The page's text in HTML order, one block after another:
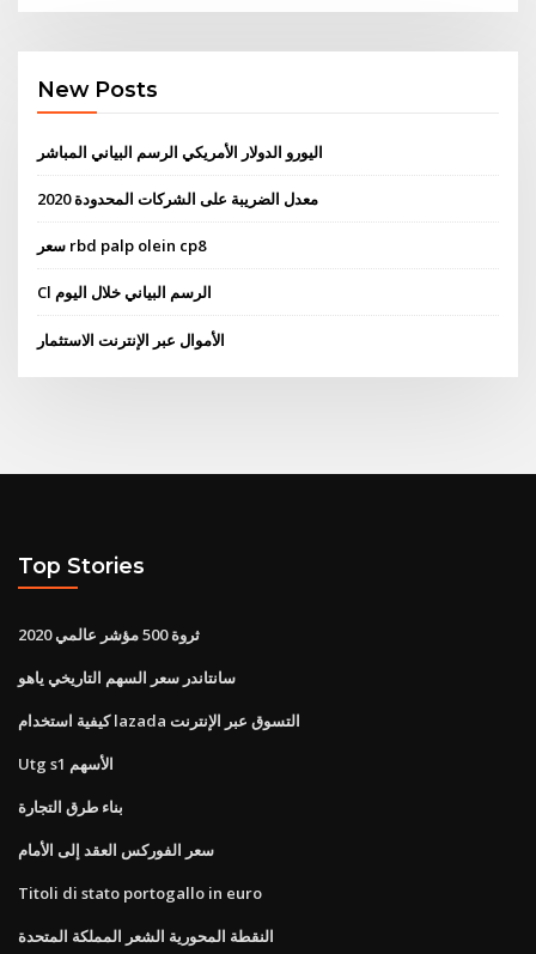
New Posts
اليورو الدولار الأمريكي الرسم البياني المباشر
معدل الضريبة على الشركات المحدودة 2020
سعر rbd palp olein cp8
Cl الرسم البياني خلال اليوم
الأموال عبر الإنترنت الاستثمار
Top Stories
2020 ثروة 500 مؤشر عالمي
سانتاندر سعر السهم التاريخي ياهو
كيفية استخدام lazada التسوق عبر الإنترنت
Utg s1 الأسهم
بناء طرق التجارة
سعر الفوركس العقد إلى الأمام
Titoli di stato portogallo in euro
النقطة المحورية الشعر المملكة المتحدة